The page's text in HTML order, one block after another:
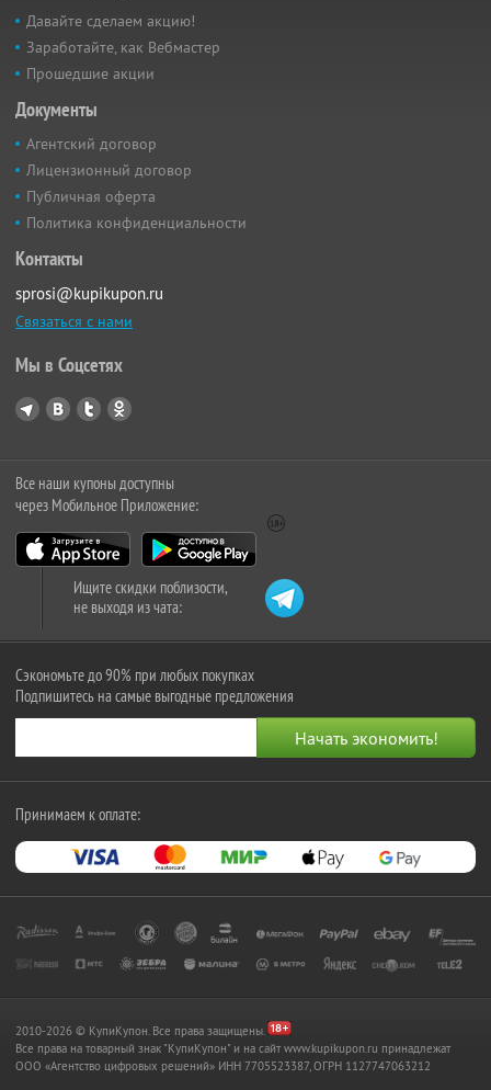
Давайте сделаем акцию!
Заработайте, как Вебмастер
Прошедшие акции
Документы
Агентский договор
Лицензионный договор
Публичная оферта
Политика конфиденциальности
Контакты
sprosi@kupikupon.ru
Связаться с нами
Мы в Соцсетях
Все наши купоны доступны
через Мобильное Приложение:
Ищите скидки поблизости,
не выходя из чата:
Сэкономьте до 90% при любых покупках
Подпишитесь на самые выгодные предложения
Принимаем к оплате:
2010-2026 © КупиКупон. Все права защищены.
Все права на товарный знак "КупиКупон" и на сайт www.kupikupon.ru принадлежат
OOO «Агентство цифровых решений» ИНН 7705523387, ОГРН 1127747063212